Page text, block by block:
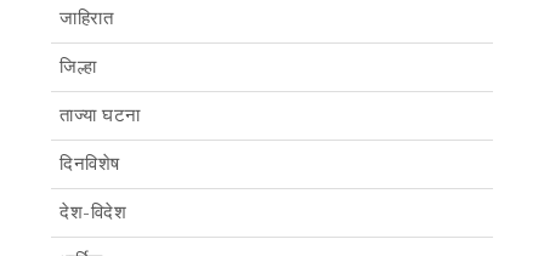
जाहिरात
जिल्हा
ताज्या घटना
दिनविशेष
देश-विदेश